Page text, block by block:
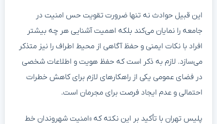
این قبیل حوادث نه تنها ضرورت تقویت حس امنیت در
جامعه را نمایان می‌کند بلکه اهمیت آشنایی هر چه بیشتر
افراد با نکات ایمنی و حفظ آگاهی از محیط اطراف را نیز متذکر
می‌سازد. لازم به ذکر است که حفظ هویت و اطلاعات شخصی
در فضای عمومی یکی از راهکارهای لازم برای کاهش خطرات
احتمالی و عدم ایجاد فرصت برای مجرمان است.
پلیس تهران با تأکید بر این نکته که «امنیت شهروندان خط